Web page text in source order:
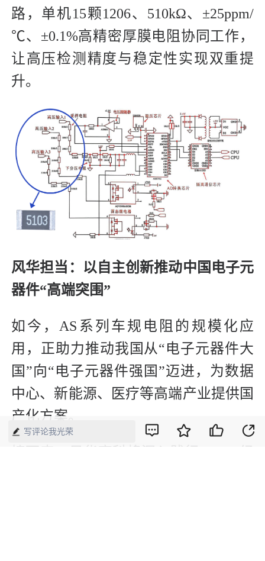
路，单机15颗1206、510kΩ、±25ppm/
℃、±0.1%高精密厚膜电阻协同工作，
让高压检测精度与稳定性实现双重提
升。
风华担当：以自主创新推动中国电子元
器件“高端突围”
如今，AS系列车规电阻的规模化应
用，正助力推动我国从“电子元器件大
国”向“电子元器件强国”迈进，为数据
中心、新能源、医疗等高端产业提供国
产化方案。
接下来，风华高科将深入践行FAITH经
写评论我光荣